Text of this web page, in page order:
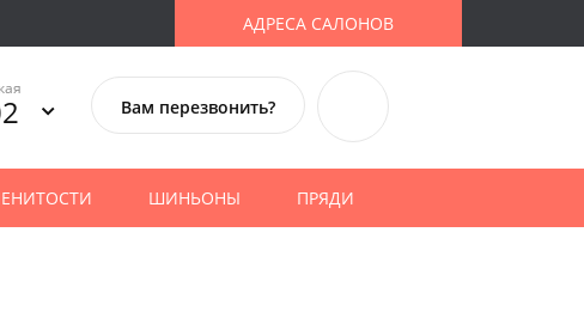
АДРЕСА САЛОНОВ
Вам перезвонить?
ШИНЬОНЫ ПРЯДИ